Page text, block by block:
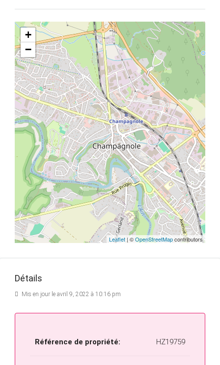
+
−
Leaflet | ©OpenStreetMapcontributors
Détails
Mis en jour le avril 9, 2022 à 10:16 pm
Référence de propriété: HZ19759